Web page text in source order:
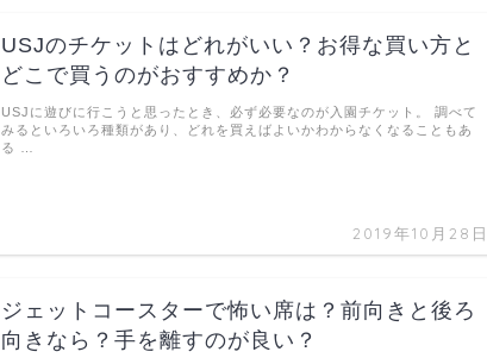
USJのチケットはどれがいい？お得な買い方と
どこで買うのがおすすめか？
2019年10月28日
USJに遊びに行こうと思ったとき、必ず必要なのが入園チケット。 調べて
みるといろいろ種類があり、どれを買えばよいかわからなくなることもあ
る …
ジェットコースターで怖い席は？前向きと後ろ
向きなら？手を離すのが良い？